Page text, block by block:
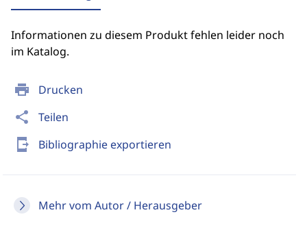
print Drucken
share Teilen
send_to_mobile Bibliographie exportieren
Mehr vom Autor / Herausgeber
Informationen zu diesem Produkt fehlen leider noch
im Katalog.